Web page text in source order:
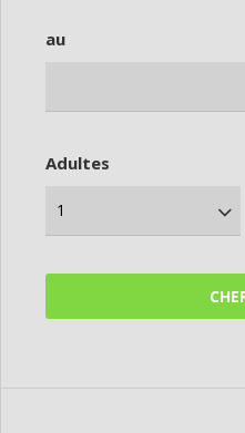
au
Adultes